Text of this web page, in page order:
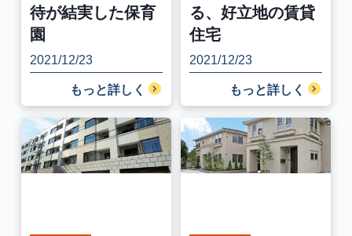
待が結実した保育
園
2021/12/23
もっと詳しく
る、好立地の賃貸
住宅
2021/12/23
もっと詳しく